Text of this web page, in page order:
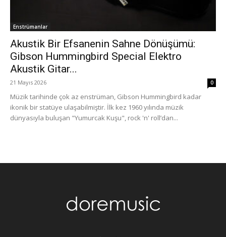
Enstrümanlar
Akustik Bir Efsanenin Sahne Dönüşümü:
Gibson Hummingbird Special Elektro
Akustik Gitar...
21 Mayıs 2026 0
Müzik tarihinde çok az enstrüman, Gibson Hummingbird kadar
ikonik bir statüye ulaşabilmiştir. İlk kez 1960 yılında müzik
dünyasıyla buluşan "Yumurcak Kuşu", rock 'n' roll’dan...